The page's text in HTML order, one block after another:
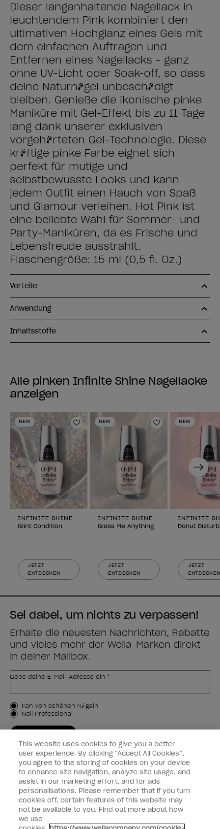
Dieser langanhaltende Nagellack in
leuchtendem Pink kombiniert den
ultimativen Hochglanz eines Gels mit
dem einfachen Auftragen und
Entfernen eines Nagellacks - ganz
ohne UV-Licht oder Soak-off, so dass
deine Naturnägel unbeschädigt
bleiben. Genieße die ikonische pinke
Maniküre mit Gel-Effekt bis zu 11 Tage
lang dank unserer exklusiven
vorgehärteten Gel-Technologie. Diese
kräftige pinke Farbe eignet sich
perfekt für mutige und
selbstbewusste Looks und kann
jedem Outfit einen Hauch von Spaß
und Glamour verleihen. Hot Pink ist
eine beliebte Wahl für Sommer- und
Party-Maniküren, da es Frische und
Lebensfreude ausstrahlt.
Flaschengröße: 15 ml (0,5 fl. Oz.)
Vorteile
Anwendung
Inhaltsstoffe
Alle pinken Infinite Shine Nagellacke
anzeigen
NEW
Zur Wunschliste hinzufügen
INFINITE SHINE
Glint Condition
JETZT
ENTDECKEN
NEW
Zur
INFINITE SHINE
Glass Me Anything
JETZT
ENTDECKEN
NEW
INFINITE
Donut Disturb
JETZT
ENTDECKEN
Previous Next
Sei dabei, um nichts zu verpassen!
Erhalte die neuesten Nachrichten, Rabatte
und vieles mehr der Wella-Marken direkt
in deiner Mailbox.
Gebe deine E-Mail-Adresse ein *
Kundenart
Fan von schönen Nägeln
Nail Professional
Kundeninformationen
Vernetzen
This website uses cookies to give you a better
user experience. By clicking “Accept All Cookies”,
you agree to the storing of cookies on your device
to enhance site navigation, analyze site usage, and
assist in our marketing effort, and for ads
personalisations. Please remember that if you turn
cookies off, certain features of this website may
not be available to you. Find out more about how
we use